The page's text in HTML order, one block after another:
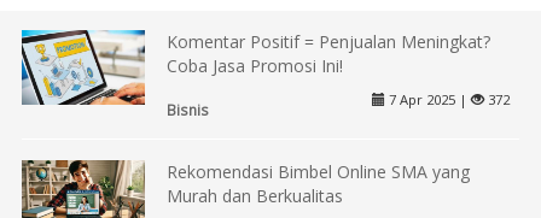
Komentar Positif = Penjualan Meningkat?
Coba Jasa Promosi Ini!
Bisnis
7 Apr 2025 | 372
Rekomendasi Bimbel Online SMA yang
Murah dan Berkualitas